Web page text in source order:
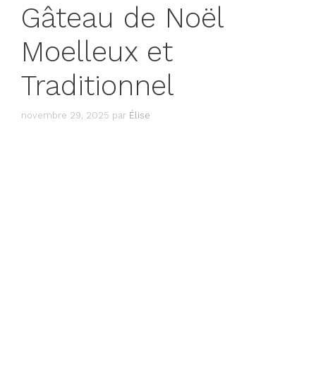
Gâteau de Noël
Moelleux et
Traditionnel
novembre 29, 2025 par Élise